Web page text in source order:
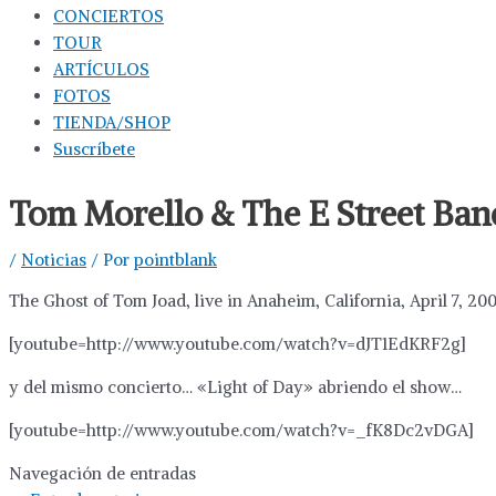
CONCIERTOS
TOUR
ARTÍCULOS
FOTOS
TIENDA/SHOP
Suscríbete
Tom Morello & The E Street
/ Noticias / Por pointblank
The Ghost of Tom Joad, live in Anaheim, California, April 7,
[youtube=http://www.youtube.com/watch?v=dJT1EdKRF2g]
y del mismo concierto… «Light of Day» abriendo el show…
[youtube=http://www.youtube.com/watch?v=_fK8Dc2vDGA]
Navegación de entradas